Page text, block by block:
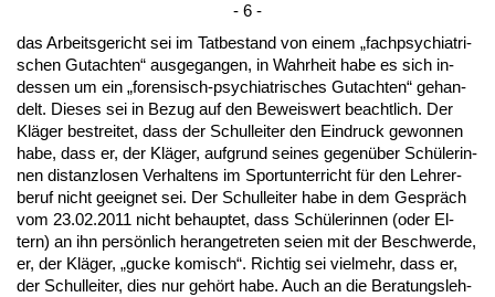
- 6 -
das Ar­beits­ge­richt sei im Tat­be­stand von ei­nem „fach­psych­ia­tri­
schen Gut­ach­ten“ aus­ge­gan­gen, in Wahr­heit ha­be es sich in­
des­sen um ein „fo­ren­sisch-psych­ia­tri­sches Gut­ach­ten“ ge­han­
delt. Die­ses sei in Be­zug auf den Be­weis­wert be­acht­lich. Der
Kläger be­strei­tet, dass der Schul­lei­ter den Ein­druck ge­won­nen
ha­be, dass er, der Kläger, auf­grund sei­nes ge­genüber Schüle­rin­
nen dis­tanz­lo­sen Ver­hal­tens im Sport­un­ter­richt für den Leh­rer­
be­ruf nicht ge­eig­net sei. Der Schul­lei­ter ha­be in dem Gespräch
vom 23.02.2011 nicht be­haup­tet, dass Schüle­rin­nen (oder El­
tern) an ihn persönlich her­an­ge­tre­ten sei­en mit der Be­schwer­de,
er, der Kläger, „gu­cke ko­misch“. Rich­tig sei viel­mehr, dass er,
der Schul­lei­ter, dies nur gehört ha­be. Auch an die Be­ra­tungs­leh­